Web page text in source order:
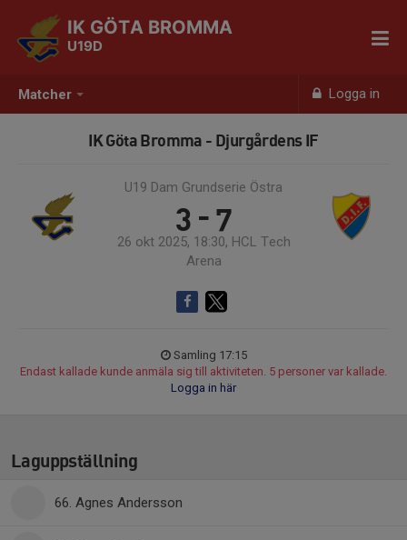
Matcher Logga in
IK GÖTA BROMMA
U19D
IK Göta Bromma - Djurgårdens IF
U19 Dam Grundserie Östra
3 - 7
26 okt 2025, 18:30, HCL Tech
Arena
Samling 17:15
Endast kallade kunde anmäla sig till aktiviteten. 5 personer var kallade.
Logga in här
Laguppställning
66. Agnes Andersson